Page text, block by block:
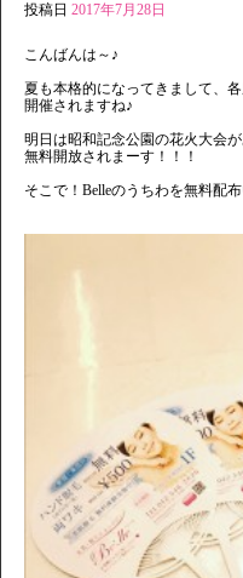
投稿日 2017年7月28日
こんばんは～♪
夏も本格的になってきまして、
開催されますね♪
明日は昭和記念公園の花火大会
無料開放されまーす！！！
そこで！Belleのうちわを無料配